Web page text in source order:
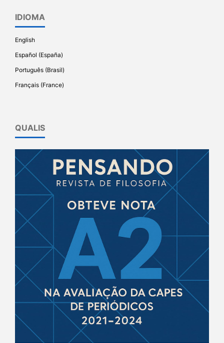
IDIOMA
English
Español (España)
Português (Brasil)
Français (France)
QUALIS